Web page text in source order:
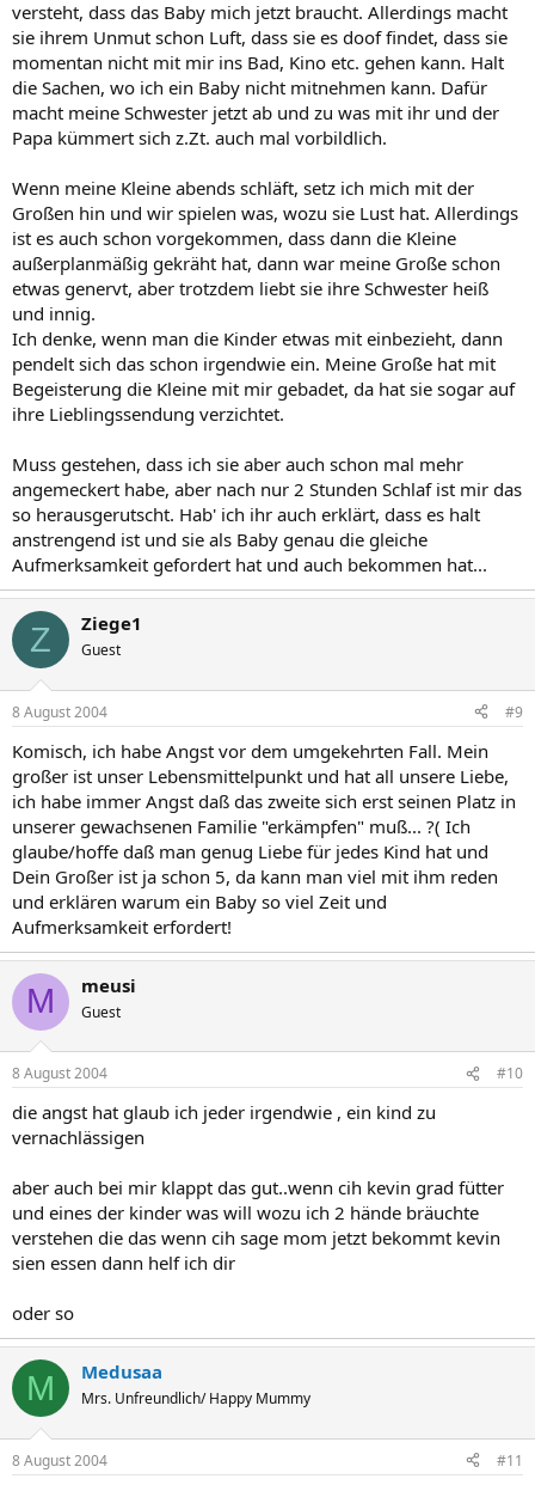
versteht, dass das Baby mich jetzt braucht. Allerdings macht
sie ihrem Unmut schon Luft, dass sie es doof findet, dass sie
momentan nicht mit mir ins Bad, Kino etc. gehen kann. Halt
die Sachen, wo ich ein Baby nicht mitnehmen kann. Dafür
macht meine Schwester jetzt ab und zu was mit ihr und der
Papa kümmert sich z.Zt. auch mal vorbildlich.
Wenn meine Kleine abends schläft, setz ich mich mit der
Großen hin und wir spielen was, wozu sie Lust hat. Allerdings
ist es auch schon vorgekommen, dass dann die Kleine
außerplanmäßig gekräht hat, dann war meine Große schon
etwas genervt, aber trotzdem liebt sie ihre Schwester heiß
und innig.
Ich denke, wenn man die Kinder etwas mit einbezieht, dann
pendelt sich das schon irgendwie ein. Meine Große hat mit
Begeisterung die Kleine mit mir gebadet, da hat sie sogar auf
ihre Lieblingssendung verzichtet.
Muss gestehen, dass ich sie aber auch schon mal mehr
angemeckert habe, aber nach nur 2 Stunden Schlaf ist mir das
so herausgerutscht. Hab' ich ihr auch erklärt, dass es halt
anstrengend ist und sie als Baby genau die gleiche
Aufmerksamkeit gefordert hat und auch bekommen hat...
Z Ziege1
Guest
8 August 2004 #9
Komisch, ich habe Angst vor dem umgekehrten Fall. Mein
großer ist unser Lebensmittelpunkt und hat all unsere Liebe,
ich habe immer Angst daß das zweite sich erst seinen Platz in
unserer gewachsenen Familie "erkämpfen" muß... ?( Ich
glaube/hoffe daß man genug Liebe für jedes Kind hat und
Dein Großer ist ja schon 5, da kann man viel mit ihm reden
und erklären warum ein Baby so viel Zeit und
Aufmerksamkeit erfordert!
M meusi
Guest
8 August 2004 #10
die angst hat glaub ich jeder irgendwie , ein kind zu
vernachlässigen
aber auch bei mir klappt das gut..wenn cih kevin grad fütter
und eines der kinder was will wozu ich 2 hände bräuchte
verstehen die das wenn cih sage mom jetzt bekommt kevin
sien essen dann helf ich dir
oder so
M Medusaa
Mrs. Unfreundlich/ Happy Mummy
8 August 2004 #11